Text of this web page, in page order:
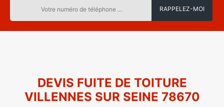
DEVIS FUITE DE TOITURE
VILLENNES SUR SEINE 78670